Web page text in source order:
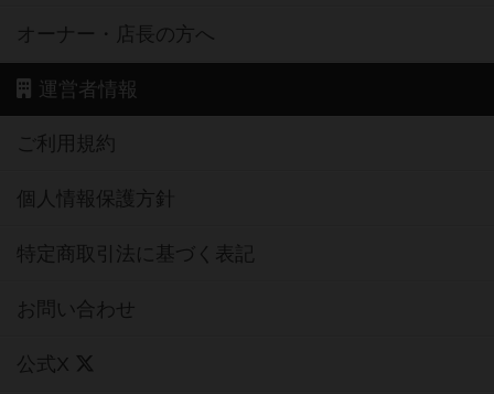
オーナー・店長の方へ
運営者情報
ご利用規約
個人情報保護方針
特定商取引法に基づく表記
お問い合わせ
公式X